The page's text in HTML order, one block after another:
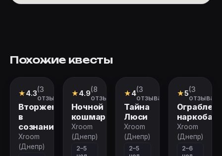
Похожие квесты
Квест
★4.3(3
отзыва)
Вторжение
в
сознание
Xroom
(Днепр)
Квест
★4.9(8
отзывов)
Ночной
кошмар
Xroom
(Днепр)
2–5
Квест
★4(3
отзыва)
Тайна
Люси
Xroom
(Днепр)
2–5
Квест
★5(3
отзыва)
Xroom
(Днепр)
2–6